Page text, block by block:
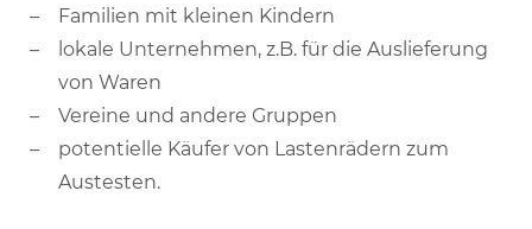
Familien mit kleinen Kindern
lokale Unternehmen, z.B. für die Auslieferung
von Waren
Vereine und andere Gruppen
potentielle Käufer von Lastenrädern zum
Austesten.